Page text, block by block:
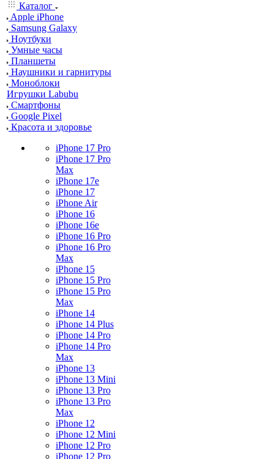
Каталог
Apple iPhone
Samsung Galaxy
Ноутбуки
Умные часы
Планшеты
Наушники и гарнитуры
Моноблоки
Игрушки Labubu
Смартфоны
Google Pixel
Красота и здоровье
iPhone 17 Pro
iPhone 17 Pro
Max
iPhone 17e
iPhone 17
iPhone Air
iPhone 16
iPhone 16e
iPhone 16 Pro
iPhone 16 Pro
Max
iPhone 15
iPhone 15 Pro
iPhone 15 Pro
Max
iPhone 14
iPhone 14 Plus
iPhone 14 Pro
iPhone 14 Pro
Max
iPhone 13
iPhone 13 Mini
iPhone 13 Pro
iPhone 13 Pro
Max
iPhone 12
iPhone 12 Mini
iPhone 12 Pro
iPhone 12 Pro